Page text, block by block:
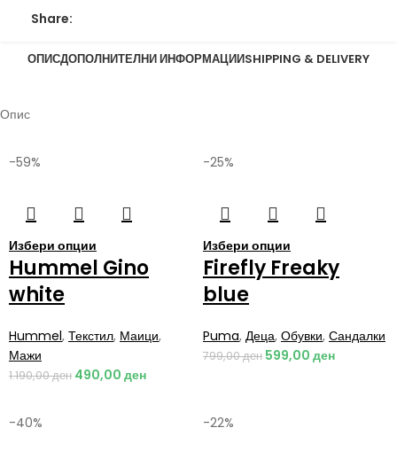
Share:
ОПИСДОПОЛНИТЕЛНИ ИНФОРМАЦИИSHIPPING & DELIVERY
Опис
-59%
Избери опции
Hummel Gino
white
Hummel, Текстил, Маици,
Мажи
1.190,00ден 490,00 ден
-25%
Избери опции
Firefly Freaky
blue
Puma, Деца, Обувки, Сандалки
799,00ден 599,00 ден
-40% -22%